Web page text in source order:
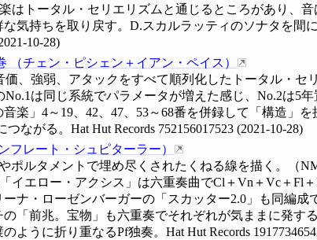
はトータル・セリエリズムと通じるところがあり、
気持ちを取り戻す。D.スカルラッティのソナタを間
10-28)
（チェン・ピシェン＋イアン・ペイス ）
価、強弱、アタックをすべて順列化したトータル・
No.1は同じ系統でパラメータが増えた感じ、No.2は5
楽」4～19、42、47、53～68番を併録して「構造」
ながる。Hat Hut Records 752156017523 (2021-10-28)
フレート・シュピターラー）
ポルタメントで埋め尽くされたくねる線を描く。（
イエロー・アクシス」は六重奏曲でCl＋Vn＋Vc＋Fl
ナ・ローゼンバーガーの「スカッター2.0」も同編成
「前兆。宝物」も六重奏でそれぞれが気ままに発
ように折り重なるPf独奏。Hat Hut Records